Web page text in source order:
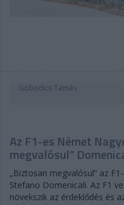
Gobodics Tamás
Az F1-es Német
megvalósul”
„Biztosan megvalósul” az
Stefano Domenicali. Az F1
növekszik az érdeklődés és